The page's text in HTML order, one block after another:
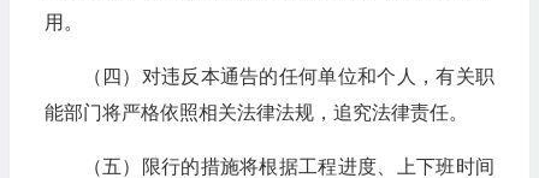
用。
（四）对违反本通告的任何单位和个人，有关职
能部门将严格依照相关法律法规，追究法律责任。
（五）限行的措施将根据工程进度、上下班时间